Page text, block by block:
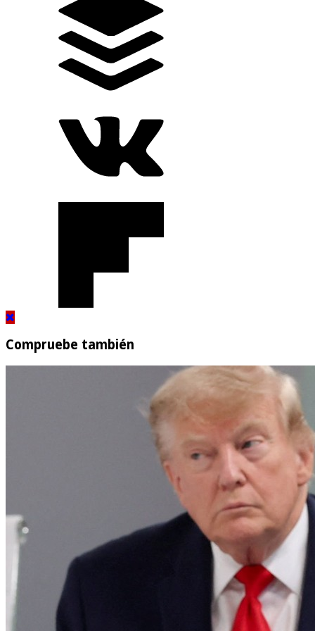
Compruebe también